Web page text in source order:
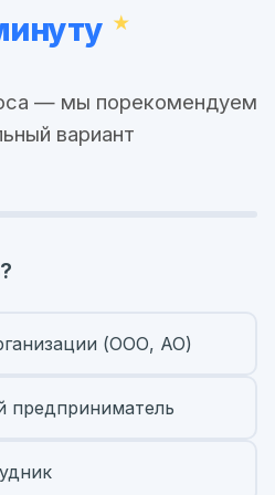
— мы порекомендуем
вариант
(ООО, АО)
предприниматель